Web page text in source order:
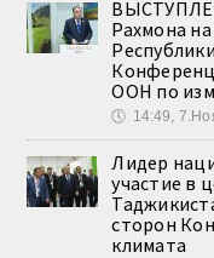
Рахмона
ООН по
🕔 14:49,
Лидер
участие в
сторон
климата